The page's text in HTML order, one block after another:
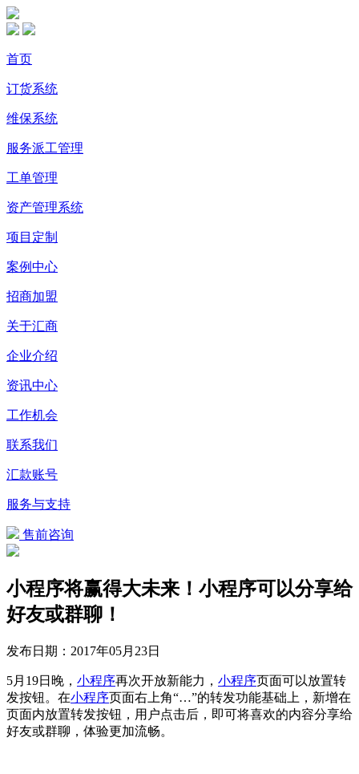
首页
订货系统
维保系统
服务派工管理
工单管理
资产管理系统
项目定制
案例中心
招商加盟
关于汇商
企业介绍
资讯中心
工作机会
联系我们
汇款账号
服务与支持
售前咨询
小程序将赢得大未来！小程序可以分享给
好友或群聊！
发布日期： 2017年05月23日
5月19日晚， 小程序再次开放新能力， 小程序页面可以放置转
发按钮。在小程序页面右上角“…”的转发功能基础上，新增在
页面内放置转发按钮，用户点击后，即可将喜欢的内容分享给
好友或群聊，体验更加流畅。